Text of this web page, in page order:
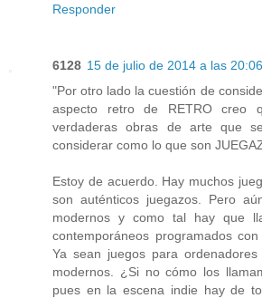
Responder
6128 15 de julio de 2014 a las 20:06
"Por otro lado la cuestión de
aspecto retro de RETRO creo
verdaderas obras de arte que
considerar como lo que son
Estoy de acuerdo. Hay muchos
son auténticos juegazos. Pero
modernos y como tal hay que
contemporáneos programados
Ya sean juegos para
modernos. ¿Si no cómo los
pues en la escena indie hay de